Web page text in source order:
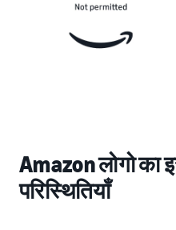
Amazon लोगो
परिस्थितियाँ